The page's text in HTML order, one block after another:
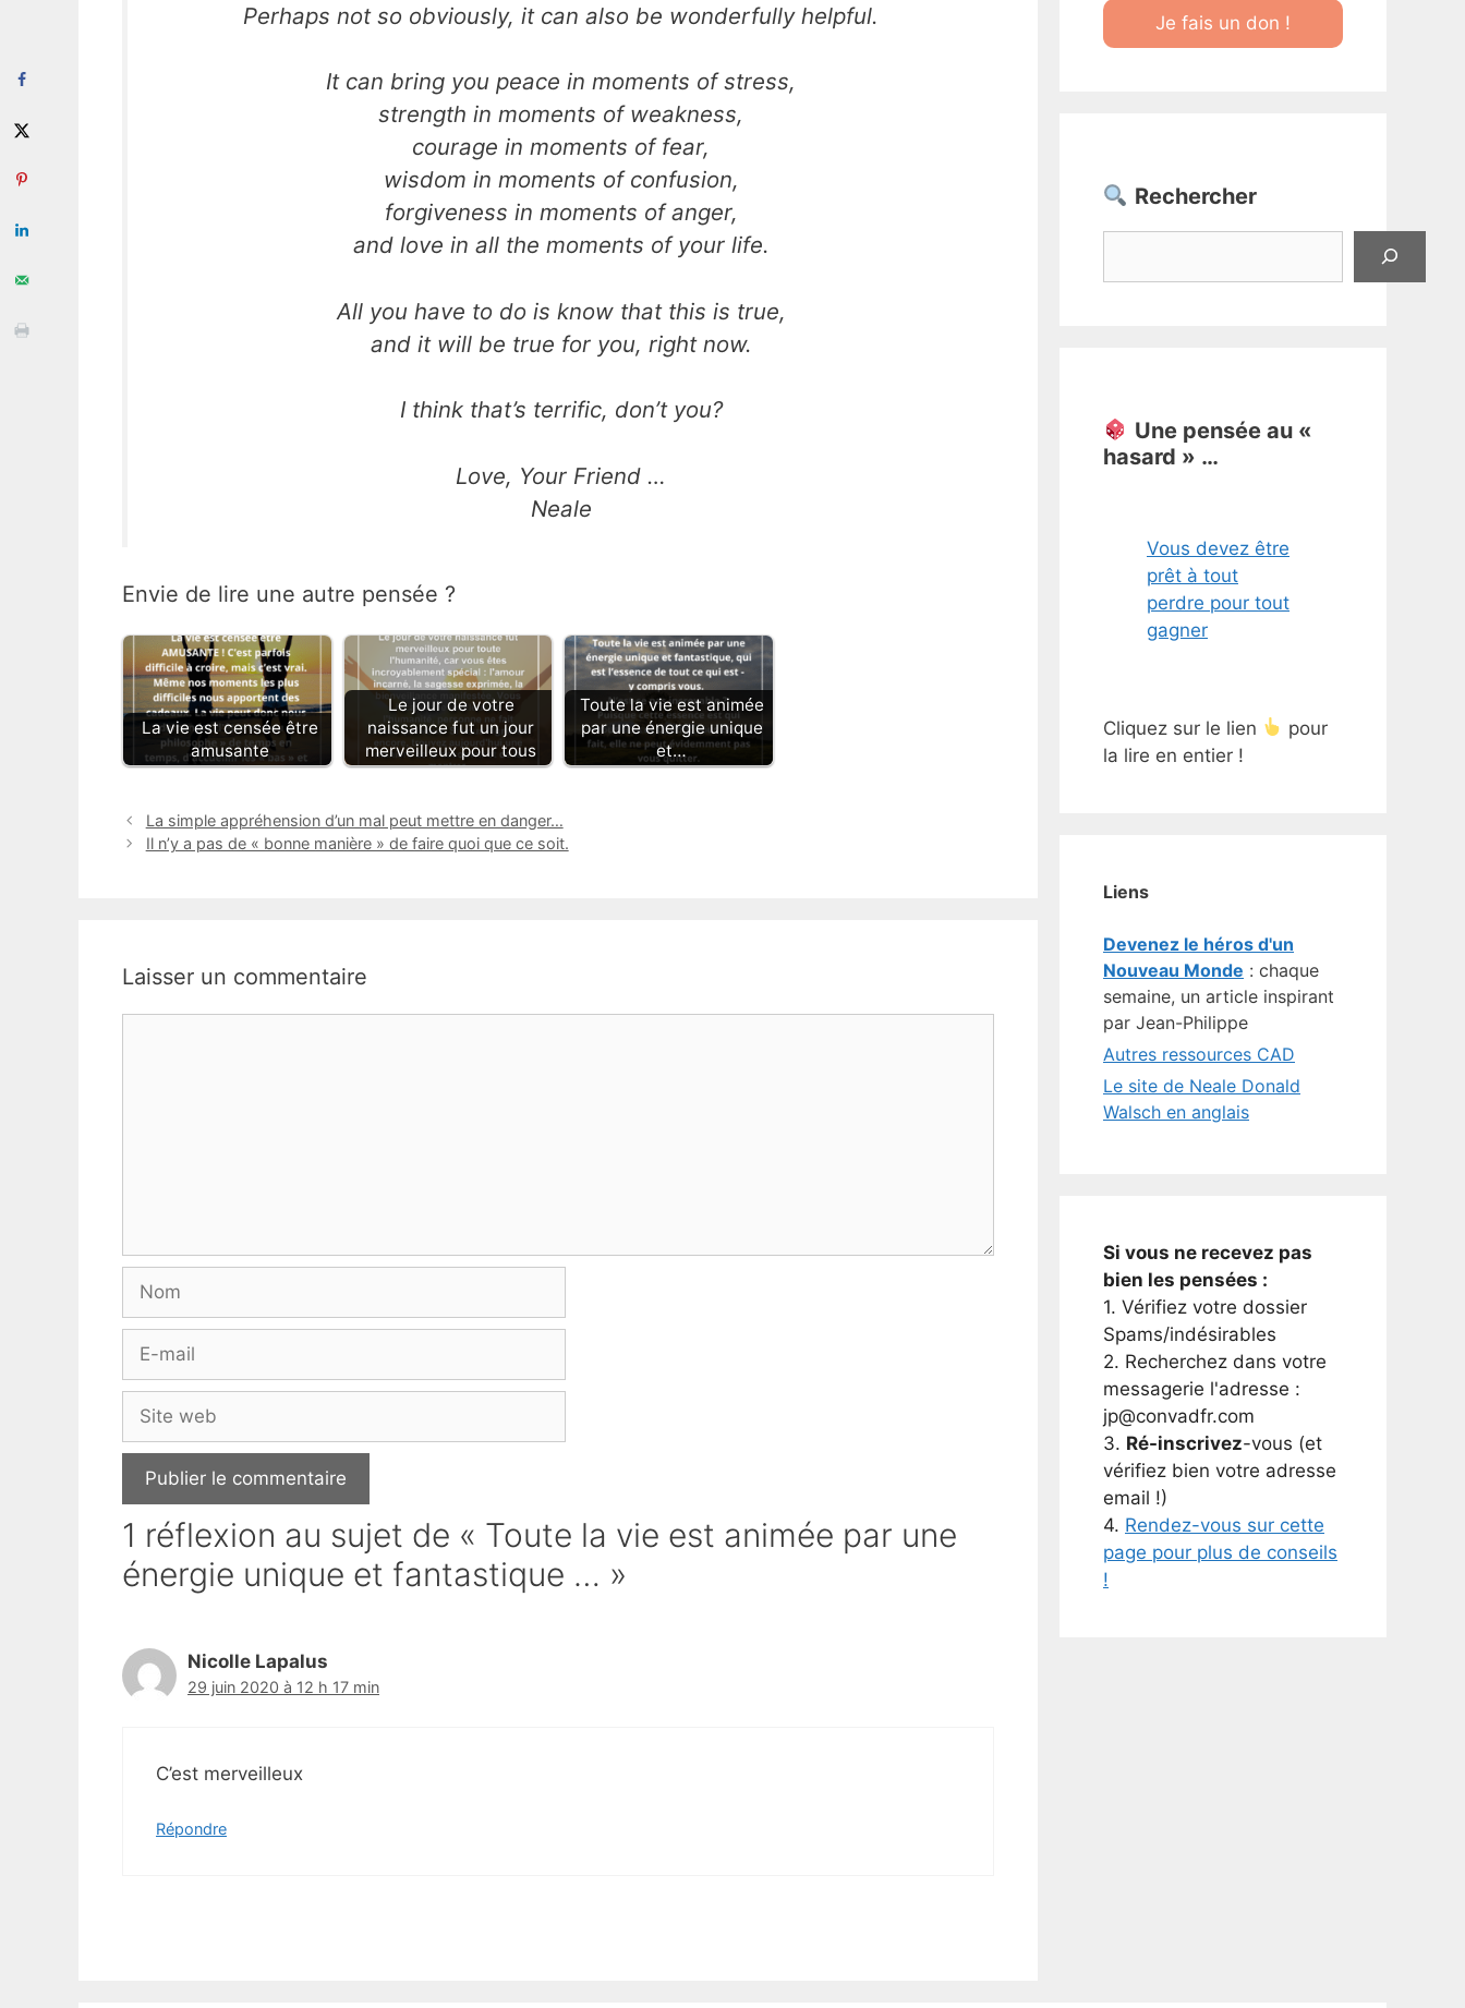
Perhaps not so obviously, it can also be wonderfully helpful.
It can bring you peace in moments of stress,
strength in moments of weakness,
courage in moments of fear,
wisdom in moments of confusion,
forgiveness in moments of anger,
and love in all the moments of your life.
All you have to do is know that this is true,
and it will be true for you, right now.
I think that’s terrific, don’t you?
Love, Your Friend …
Neale
Envie de lire une autre pensée ?
La vie est censée être
amusante
Le jour de votre
naissance fut un jour
merveilleux pour tous
Toute la vie est animée
par une énergie unique
et…
La simple appréhension d’un mal peut mettre en danger…
Il n’y a pas de « bonne manière » de faire quoi que ce soit.
Laisser un commentaire
Nom
Site
web
1 réflexion au sujet de « Toute la vie est animée par une
énergie unique et fantastique … »
Nicolle Lapalus
29 juin 2020 à 12 h 17 min
C’est merveilleux
Répondre
Je fais un don !
Rechercher
Une pensée au «
hasard » …
Vous devez être
prêt à tout
perdre pour tout
gagner
Cliquez sur le lien
pour
la lire en entier !
Liens
Devenez le héros d'un
Nouveau Monde : chaque
semaine, un article inspirant
par Jean-Philippe
Autres ressources CAD
Le site de Neale Donald
Walsch en anglais
Si vous ne recevez pas
bien les pensées :
1. Vérifiez votre dossier
Spams/indésirables
2. Recherchez dans votre
messagerie l'adresse :
jp@convadfr.com
3. Ré-inscrivez-vous (et
vérifiez bien votre adresse
email !)
4. Rendez-vous sur cette
page pour plus de conseils
!